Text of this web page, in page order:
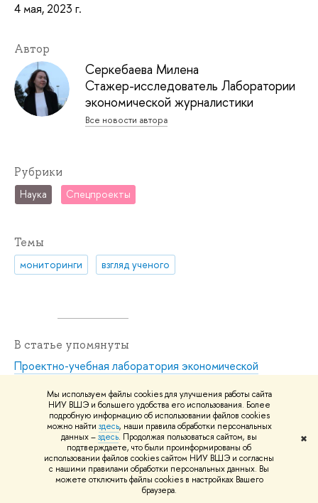
Мы используем файлы cookies для улучшения работы сайта
НИУ ВШЭ и большего удобства его использования. Более
подробную информацию об использовании файлов cookies
можно найти здесь, наши правила обработки персональных
данных –здесь. Продолжая пользоваться сайтом, вы
подтверждаете, что были проинформированы об
использовании файлов cookies сайтом НИУ ВШЭ и согласны
с нашими правилами обработки персональных данных. Вы
можете отключить файлы cookies в настройках Вашего
браузера.
✖
4 мая, 2023 г.
Автор
Серкебаева Милена
Стажер-исследователь Лаборатории
экономической журналистики
Все новости автора
Рубрики
Наука Спецпроекты
Темы
мониторинги взгляд ученого
В статье упомянуты
Проектно-учебная лаборатория экономической
Персоны